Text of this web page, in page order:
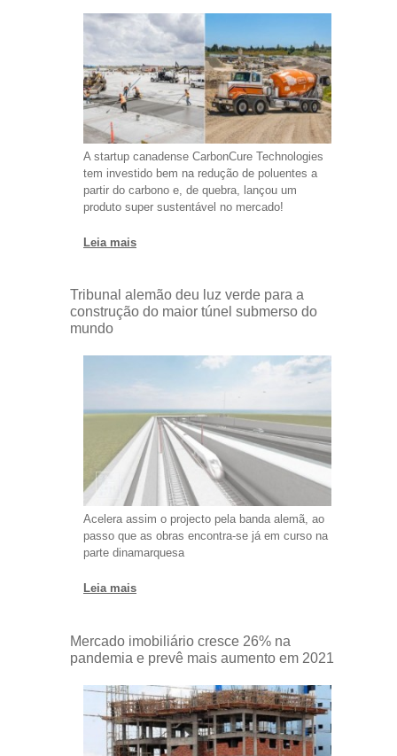
A startup canadense CarbonCure Technologies
tem investido bem na redução de poluentes a
partir do carbono e, de quebra, lançou um
produto super sustentável no mercado!
Leia mais
Tribunal alemão deu luz verde para a
construção do maior túnel submerso do
mundo
Acelera assim o projecto pela banda alemã, ao
passo que as obras encontra-se já em curso na
parte dinamarquesa
Leia mais
Mercado imobiliário cresce 26% na
pandemia e prevê mais aumento em 2021